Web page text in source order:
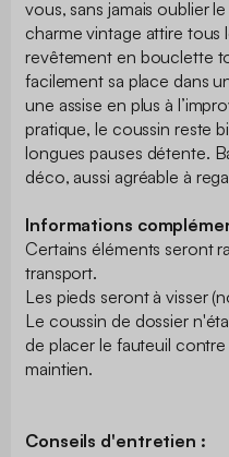
vous, sans jamais oublier
charme vintage attire tous
revêtement en bouclette
facilement sa place dans
une assise en plus à
pratique, le coussin reste
longues pauses détente.
déco, aussi agréable à
Informations
Certains éléments seront
transport.
Les pieds seront à visser
Le coussin de dossier
de placer le fauteuil
maintien.
Conseils d'entretien :